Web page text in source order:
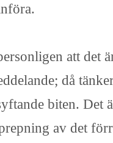
att det
då
biten. Det
av det